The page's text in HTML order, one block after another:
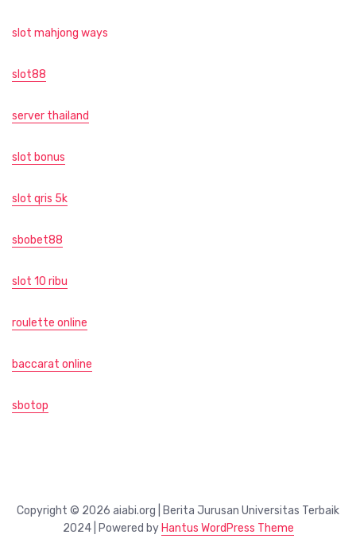
slot mahjong ways
slot88
server thailand
slot bonus
slot qris 5k
sbobet88
slot 10 ribu
roulette online
baccarat online
sbotop
Copyright © 2026 aiabi.org | Berita Jurusan Universitas Terbaik
2024 | Powered by Hantus WordPress Theme